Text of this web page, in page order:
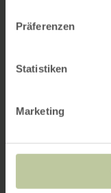
Präferenzen
Statistiken
Marketing